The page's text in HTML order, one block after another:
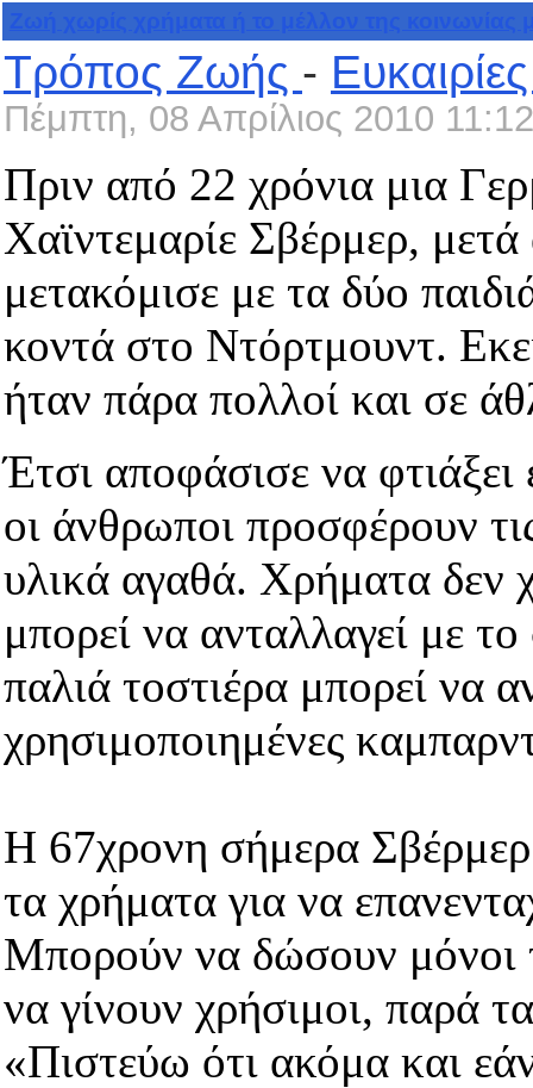
Τρόπος Ζωής -
Πέμπτη, 08 Απρίλιος 2010 11:12
Πριν από 22 χρόνια μια
Χαϊντεμαρίε Σβέρμερ,
μετακόμισε με τα δύο
κοντά στο Ντόρτμουντ.
ήταν πάρα πολλοί και σε
Έτσι αποφάσισε να
οι άνθρωποι προσφέρουν
υλικά αγαθά. Χρήματα δεν
μπορεί να ανταλλαγεί με
παλιά τοστιέρα μπορεί να
χρησιμοποιημένες
Η 67χρονη σήμερα Σβέρμερ
τα χρήματα για να
Μπορούν να δώσουν μόνοι
να γίνουν χρήσιμοι, παρά
«Πιστεύω ότι ακόμα και